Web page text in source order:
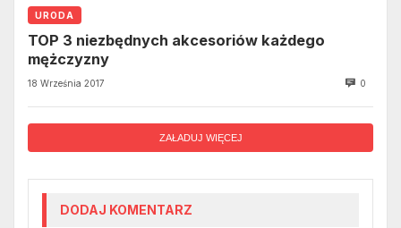
URODA
TOP 3 niezbędnych akcesoriów każdego
mężczyzny
18 Września 2017 0
ZAŁADUJ WIĘCEJ
DODAJ KOMENTARZ